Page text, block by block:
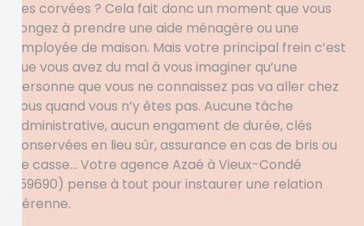
des corvées ? Cela fait donc un moment que vous
songez à prendre une aide ménagère ou une
employée de maison. Mais votre principal frein c’est
que vous avez du mal à vous imaginer qu’une
personne que vous ne connaissez pas va aller chez
vous quand vous n’y êtes pas. Aucune tâche
administrative, aucun engament de durée, clés
conservées en lieu sûr, assurance en cas de bris ou
de casse… Votre agence Azaé à Vieux-Condé
(59690) pense à tout pour instaurer une relation
pérenne.